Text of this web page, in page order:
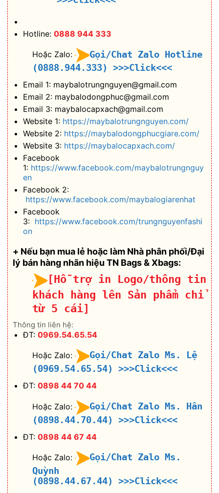
Hotline: 0888 944 333
Hoặc Zalo:
Gọi/Chat Zalo Hotline
(0888.944.333)
>>>Click<<<
Email 1: maybalotrungnguyen@gmail.com
Email 2: maybalodongphuc@gmail.com
Email 3: maybalocapxach@gmail.com
Website 1: https://maybalotrungnguyen.com/
Website 2: https://maybalodongphucgiare.com/
Website 3: https://maybalocapxach.com/
Facebook
1: https://www.facebook.com/maybalotrungnguy
en
Facebook 2:
https://www.facebook.com/maybalogiarenhat
Facebook
3: https://www.facebook.com/trungnguyenfashi
on
+ Nếu bạn mua lẻ hoặc làm Nhà phân phối/Đại
lý bán hàng nhãn hiệu TN Bags & Xbags:
[Hỗ trợ in Logo/thông tin
khách hàng lên Sản phẩm chỉ
từ 5 cái]
Thông tin liên hệ:
ĐT: 0969.54.65.54
Hoặc Zalo:
Gọi/Chat Zalo Ms. Lệ
(0969.54.65.54)
>>>Click<<<
ĐT: 0898 44 70 44
Hoặc Zalo:
Gọi/Chat Zalo Ms. Hân
(0898.44.70.44)
>>>Click<<<
ĐT: 0898 44 67 44
Hoặc Zalo:
Gọi/Chat Zalo Ms.
Quỳnh
(0898.44.67.44)
>>>Click<<<